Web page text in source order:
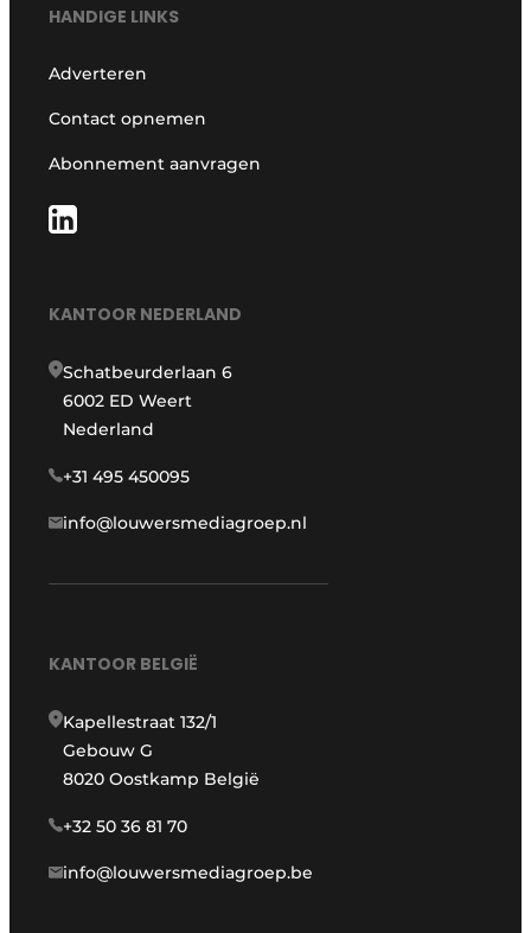
HANDIGE LINKS
Adverteren
Contact opnemen
Abonnement aanvragen
KANTOOR NEDERLAND
Schatbeurderlaan 6
6002 ED Weert
Nederland
+31 495 450095
info@louwersmediagroep.nl
KANTOOR BELGIË
Kapellestraat 132/1
Gebouw G
8020 Oostkamp België
+32 50 36 81 70
info@louwersmediagroep.be